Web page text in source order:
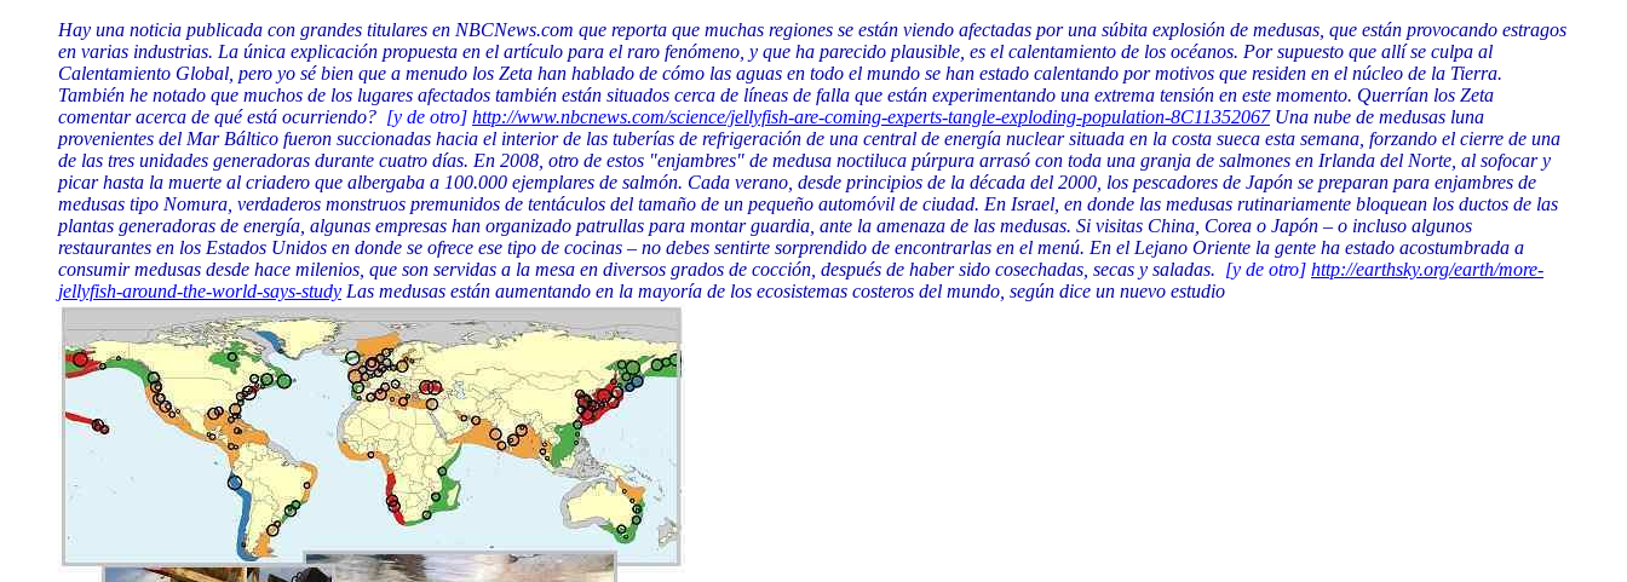
Hay una noticia publicada con grandes titulares en NBCNews.com que reporta que muchas regiones se están viendo afectadas por una súbita explosión de medusas, que están provocando estragos
en varias industrias. La única explicación propuesta en el artículo para el raro fenómeno, y que ha parecido plausible, es el calentamiento de los océanos. Por supuesto que allí se culpa al
Calentamiento Global, pero yo sé bien que a menudo los Zeta han hablado de cómo las aguas en todo el mundo se han estado calentando por motivos que residen en el núcleo de la Tierra.
También he notado que muchos de los lugares afectados también están situados cerca de líneas de falla que están experimentando una extrema tensión en este momento. Querrían los Zeta
comentar acerca de qué está ocurriendo? [y de otro] http://www.nbcnews.com/science/jellyfish-are-coming-experts-tangle-exploding-population-8C11352067Una nube de medusas luna
provenientes del Mar Báltico fueron succionadas hacia el interior de las tuberías de refrigeración de una central de energía nuclear situada en la costa sueca esta semana, forzando el cierre de una
de las tres unidades generadoras durante cuatro días. En 2008, otro de estos "enjambres" de medusa noctiluca púrpura arrasó con toda una granja de salmones en Irlanda del Norte, al sofocar y
picar hasta la muerte al criadero que albergaba a 100.000 ejemplares de salmón. Cada verano, desde principios de la década del 2000, los pescadores de Japón se preparan para enjambres de
medusas tipo Nomura, verdaderos monstruos premunidos de tentáculos del tamaño de un pequeño automóvil de ciudad. En Israel, en donde las medusas rutinariamente bloquean los ductos de las
plantas generadoras de energía, algunas empresas han organizado patrullas para montar guardia, ante la amenaza de las medusas. Si visitas China, Corea o Japón – o incluso algunos
restaurantes en los Estados Unidos en donde se ofrece ese tipo de cocinas – no debes sentirte sorprendido de encontrarlas en el menú. En el Lejano Oriente la gente ha estado acostumbrada a
consumir medusas desde hace milenios, que son servidas a la mesa en diversos grados de cocción, después de haber sido cosechadas, secas y saladas. [y de otro] http://earthsky.org/earth/more-
jellyfish-around-the-world-says-study Las medusas están aumentando en la mayoría de los ecosistemas costeros del mundo, según dice un nuevo estudio